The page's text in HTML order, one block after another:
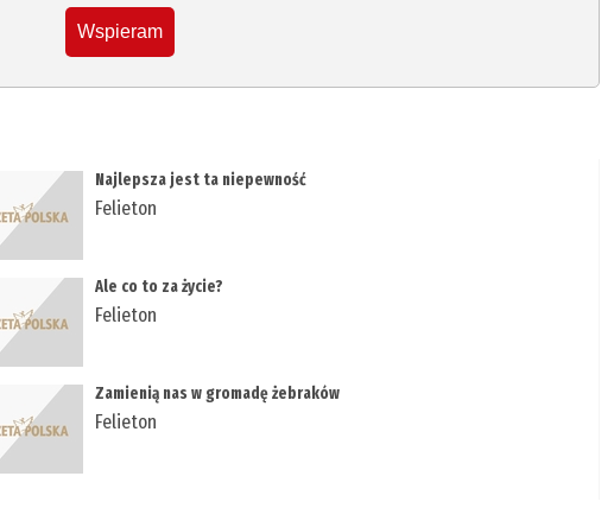
Wspieram
Najlepsza jest ta niepewność
Felieton
Ale co to za życie?
Felieton
Zamienią nas w gromadę żebraków
Felieton